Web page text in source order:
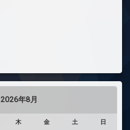
2026年8月
木 金 土 日